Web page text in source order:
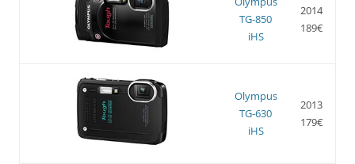
TG-850
iHS
2014
189€
Olympus
TG-630
iHS
2013
179€